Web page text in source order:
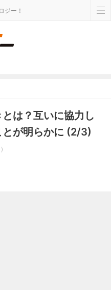
ジー！
は？互いに協力し
とが明らかに (2/3)